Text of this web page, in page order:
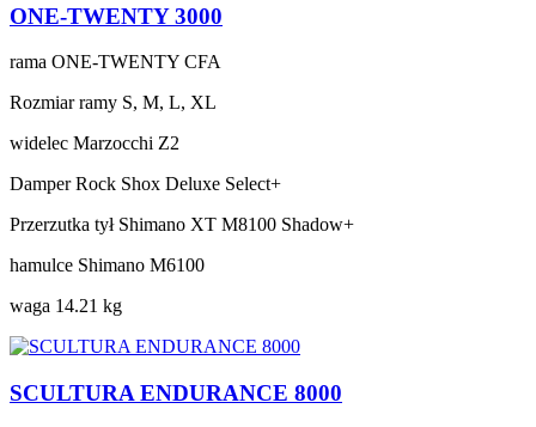
ONE-TWENTY 3000
rama ONE-TWENTY CFA
Rozmiar ramy S, M, L, XL
widelec Marzocchi Z2
Damper Rock Shox Deluxe Select+
Przerzutka tył Shimano XT M8100 Shadow+
hamulce Shimano M6100
waga 14.21 kg
SCULTURA ENDURANCE 8000